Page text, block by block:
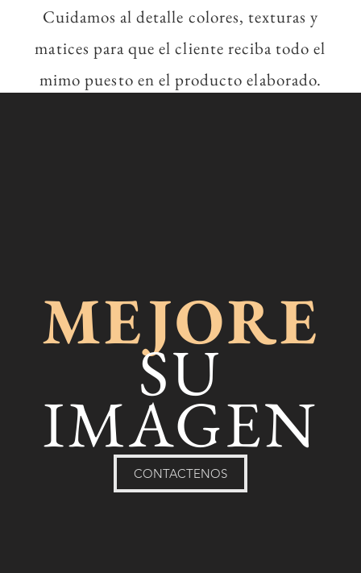
Cuidamos al detalle colores, texturas y
matices para que el cliente recibatodo el
mimo puesto en el producto elaborado.
MEJORE
SU
IMAGEN
CONTACTENOS